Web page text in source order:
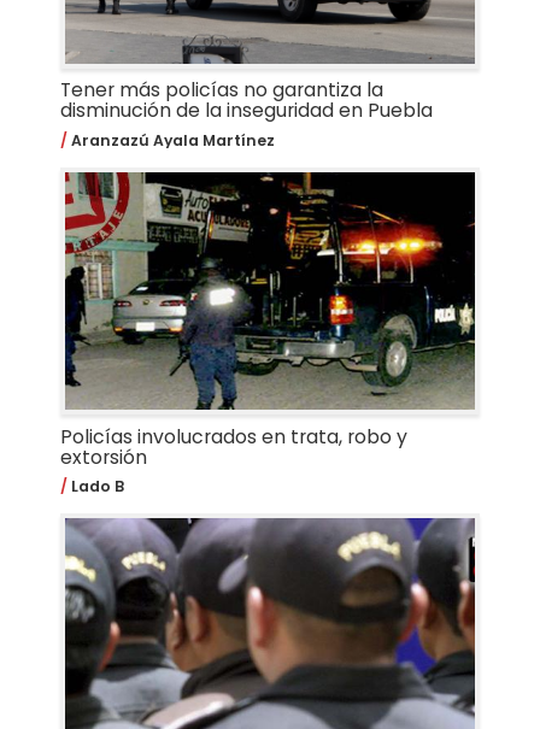
Tener más policías no garantiza la
disminución de la inseguridad en Puebla
Aranzazú Ayala Martínez
Policías involucrados en trata, robo y
extorsión
Lado B